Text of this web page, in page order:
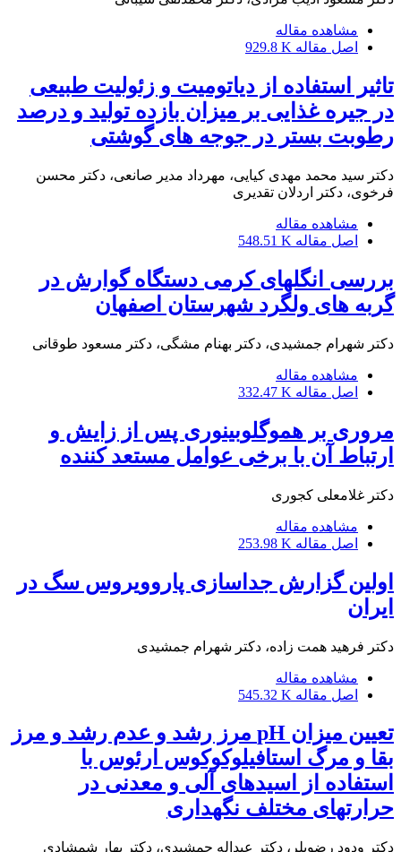
مشاهده مقاله
اصل مقاله 929.8 K
تاثیر استفاده از دیاتومیت و زئولیت طبیعی
در جیره غذایی بر میزان بازده تولید و درصد
رطوبت بستر در جوجه های گوشتی
دکتر سید محمد مهدی کیایی، مهرداد مدیر صانعی، دکتر محسن
فرخوی، دکتر اردلان تقدیری
مشاهده مقاله
اصل مقاله 548.51 K
بررسی انگلهای کرمی دستگاه گوارش در
گربه های ولگرد شهرستان اصفهان
دکتر شهرام جمشیدی، دکتر بهنام مشگی، دکتر مسعود طوقانی
مشاهده مقاله
اصل مقاله 332.47 K
مروری بر هموگلوبینوری پس از زایش و
ارتباط آن با برخی عوامل مستعد کننده
دکتر غلامعلی کجوری
مشاهده مقاله
اصل مقاله 253.98 K
اولین گزارش جداسازی پاروویروس سگ در
ایران
دکتر فرهید همت زاده، دکتر شهرام جمشیدی
مشاهده مقاله
اصل مقاله 545.32 K
تعیین میزان pH مرز رشد و عدم رشد و مرز
بقا و مرگ استافیلوکوکوس ارئوس با
استفاده از اسیدهای آلی و معدنی در
حرارتهای مختلف نگهداری
دکتر ودود رضویلر، دکتر عبداله جمشیدی، دکتر بهار شمشادی